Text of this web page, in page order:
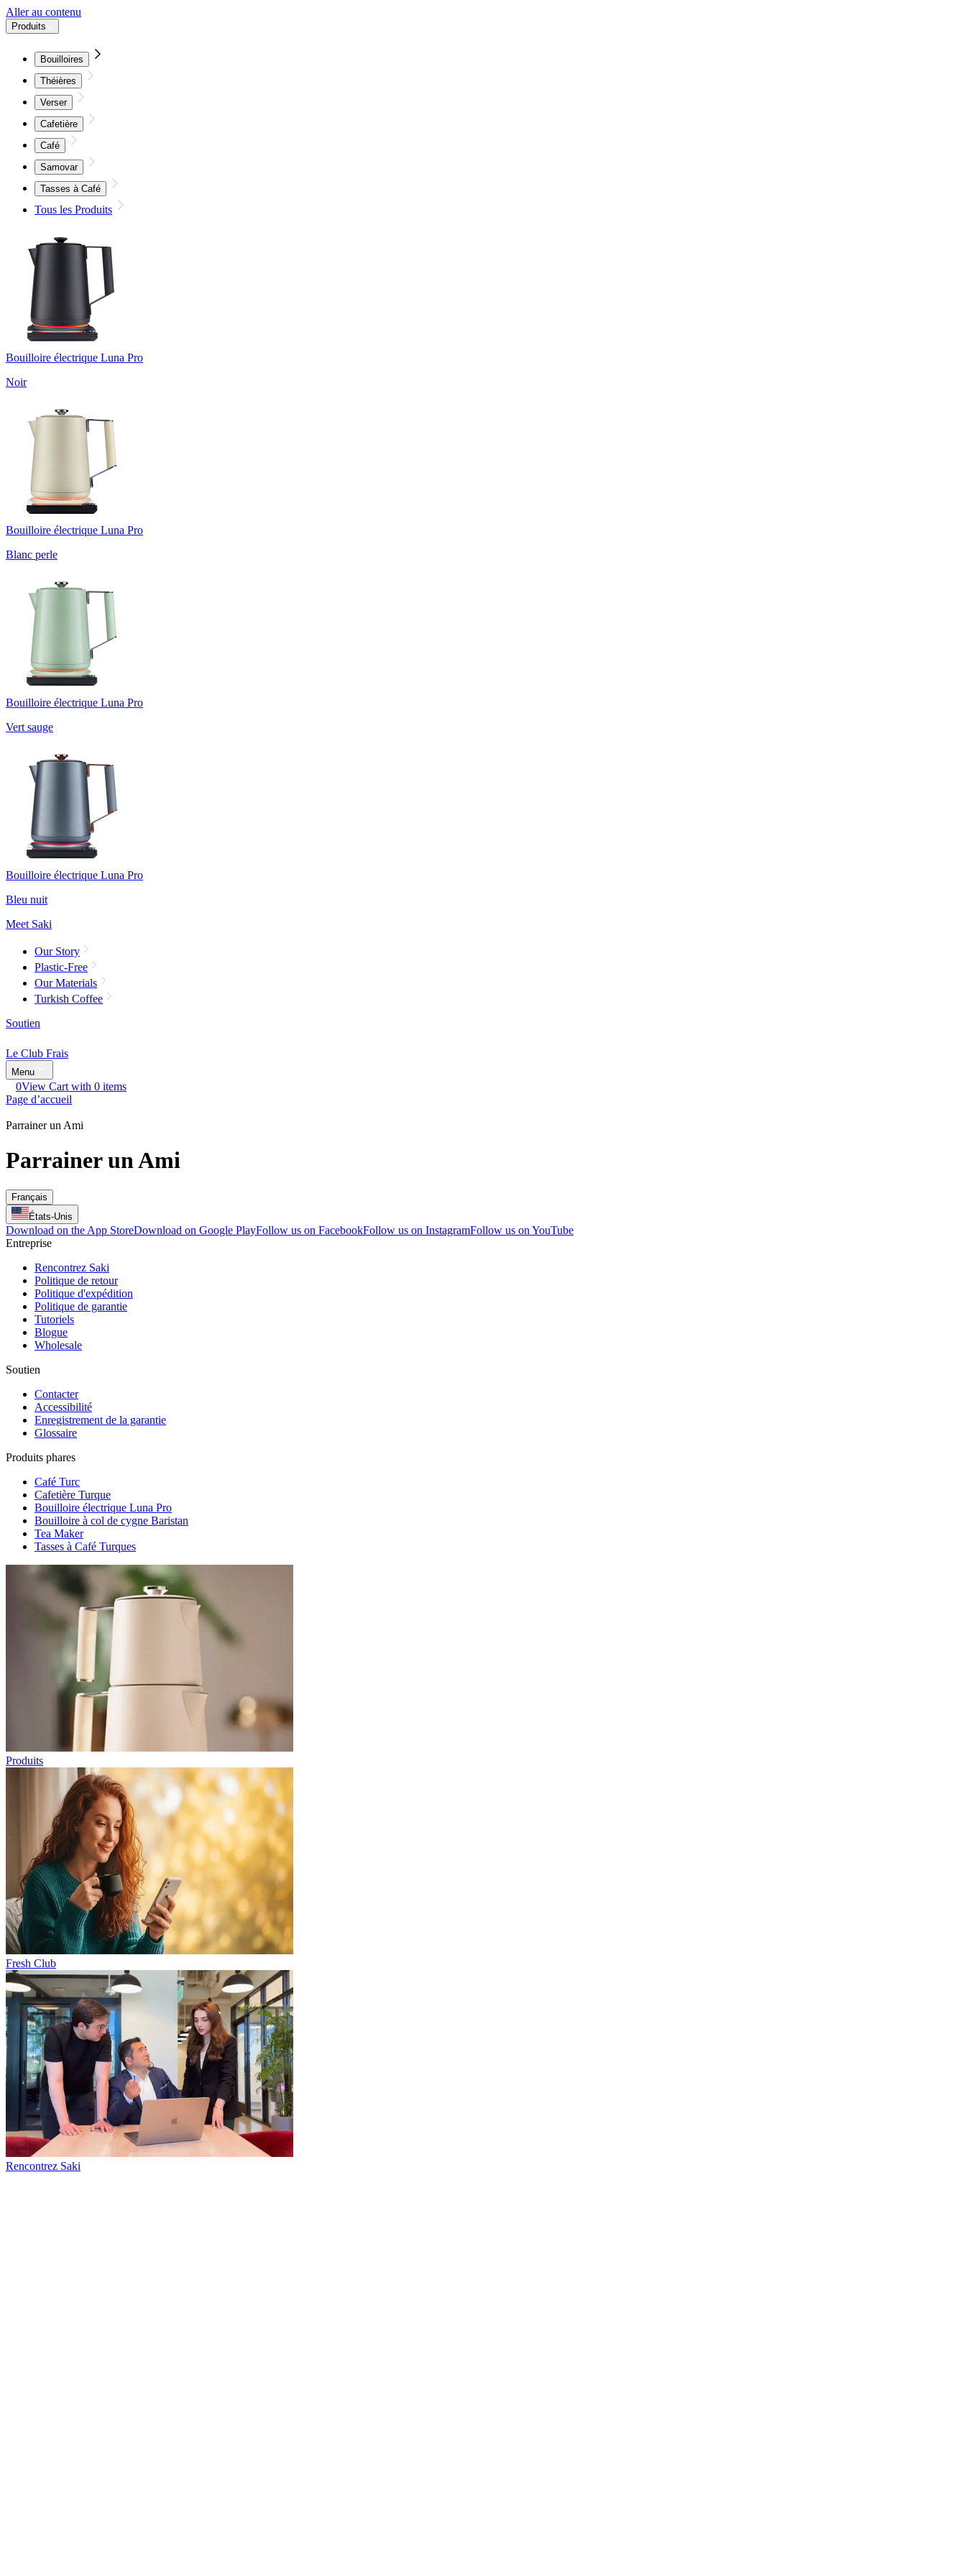
Aller au contenu
Produits
Bouilloires
Théières
Verser
Cafetière
Café
Samovar
Tasses à Café
Tous les Produits
Bouilloire électrique Luna Pro
Noir
Bouilloire électrique Luna Pro
Blanc perle
Bouilloire électrique Luna Pro
Vert sauge
Bouilloire électrique Luna Pro
Bleu nuit
Meet Saki
Our Story
Plastic-Free
Our Materials
Turkish Coffee
Soutien
Le Club Frais
Menu
0View Cart with 0 items
Page d’accueil
Parrainer un Ami
Parrainer un Ami
Français
États-Unis
Download on the App StoreDownload on Google PlayFollow us on FacebookFollow us on InstagramFollow us on YouTube
Entreprise
Rencontrez Saki
Politique de retour
Politique d'expédition
Politique de garantie
Tutoriels
Blogue
Wholesale
Soutien
Contacter
Accessibilité
Enregistrement de la garantie
Glossaire
Produits phares
Café Turc
Cafetière Turque
Bouilloire électrique Luna Pro
Bouilloire à col de cygne Baristan
Tea Maker
Tasses à Café Turques
Produits
Fresh Club
Rencontrez Saki